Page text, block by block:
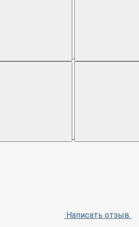
Написать отзыв